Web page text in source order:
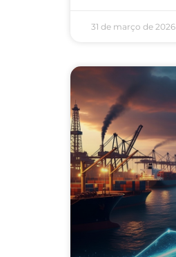
31 de março de 2026